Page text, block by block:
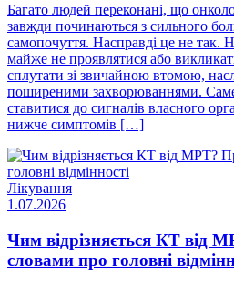
Багато людей переконані, що
завжди починаються з сильного
самопочуття. Насправді це не так.
майже не проявлятися або
сплутати зі звичайною втомою,
поширеними захворюваннями.
ставитися до сигналів власного
нижче симптомів […]
Лікування
1.07.2026
Чим відрізняється КТ від
словами про головні